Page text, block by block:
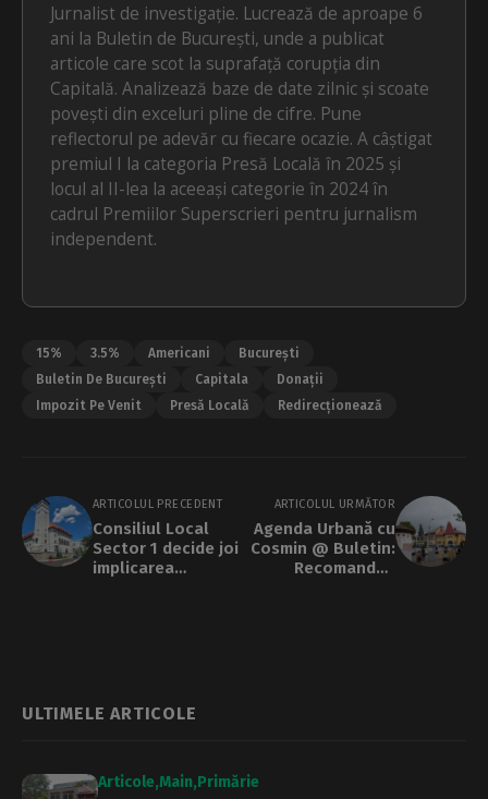
Jurnalist de investigație. Lucrează de aproape 6
ani la Buletin de București, unde a publicat
articole care scot la suprafață corupția din
Capitală. Analizează baze de date zilnic și scoate
povești din exceluri pline de cifre. Pune
reflectorul pe adevăr cu fiecare ocazie. A câștigat
premiul I la categoria Presă Locală în 2025 și
locul al II-lea la aceeași categorie în 2024 în
cadrul Premiilor Superscrieri pentru jurnalism
independent.
15% 3.5% Americani
București
Buletin De București
Capitala
Donații
Impozit Pe Venit
Presă Locală Redirecționează
ARTICOLUL PRECEDENT
Consiliul Local
Sector 1 decide joi
implicarea
ARTICOLUL URMĂTOR
Agenda Urbană cu
Cosmin @ Buletin:
Recomandări
ULTIMELE ARTICOLE
Articole Main Primărie